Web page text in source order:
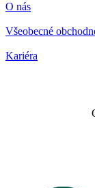
O nás
Všeobecné
Kariéra